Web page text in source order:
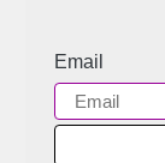
Email